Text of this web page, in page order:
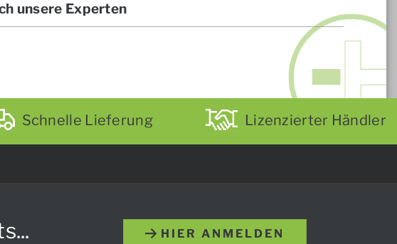
unsere Experten
Schnelle Lieferung Lizenzierter Händler
HIER ANMELDEN